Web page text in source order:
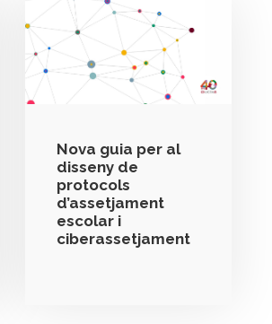
Nova guia per al
disseny de
protocols
d’assetjament
escolar i
ciberassetjament